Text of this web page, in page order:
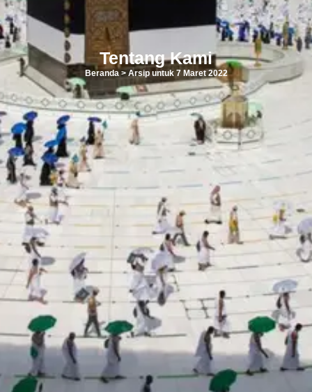
Tentang Kami
Beranda> Arsip untuk 7 Maret 2022